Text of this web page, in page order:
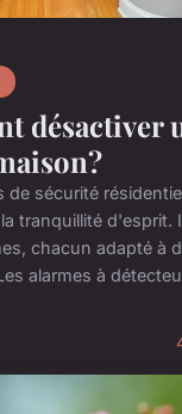
désactiver
de sécurité
tranquillité d'esprit.
chacun adapté à
alarmes à